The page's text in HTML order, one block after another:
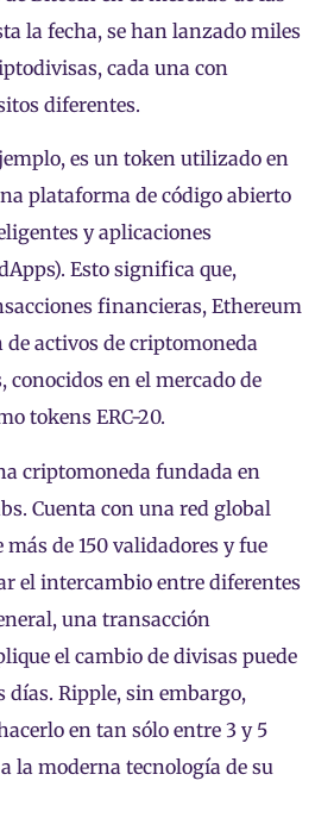
la fecha, se han lanzado miles
cada una con
diferentes.
es un token utilizado en
plataforma de código abierto
y aplicaciones
Esto significa que,
financieras, Ethereum
activos de criptomoneda
conocidos en el mercado de
tokens ERC-20.
criptomoneda fundada en
Cuenta con una red global
de 150 validadores y fue
el intercambio entre diferentes
una transacción
el cambio de divisas puede
Ripple, sin embargo,
en tan sólo entre 3 y 5
la moderna tecnología de su